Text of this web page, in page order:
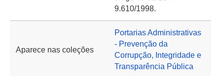
9.610/1998.
Aparece nas coleções
Portarias Administrativas
- Prevenção da
Corrupção, Integridade e
Transparência Pública